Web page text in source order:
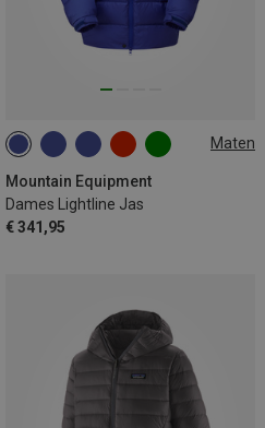
Maten
Mountain Equipment
Dames Lightline Jas
€ 341,95
XS S M
XXL